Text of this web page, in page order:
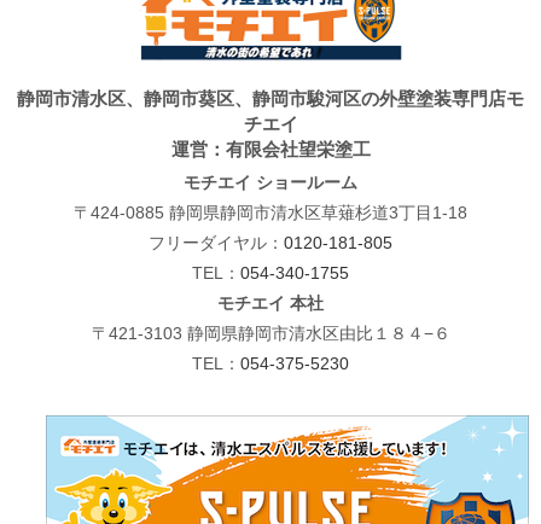
静岡市清水区、静岡市葵区、静岡市駿河区の外壁塗装専門店モ
チエイ
運営：有限会社望栄塗工
モチエイ ショールーム
〒424-0885 静岡県静岡市清水区草薙杉道3丁目1-18
フリーダイヤル： 0120-181-805
TEL： 054-340-1755
モチエイ 本社
〒421-3103 静岡県静岡市清水区由比１８４−６
TEL： 054-375-5230